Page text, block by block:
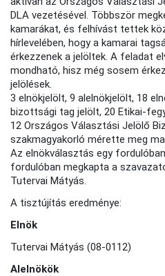
DLA vezetésével. Többször
kamarákat, és felhívást tettek
hírlevelében, hogy a kamarai
érkezzenek a jelöltek. A feladat
mondható, hisz még sosem
jelölések.
3 elnökjelölt, 9 alelnökjelölt, 18
bizottsági tag jelölt, 20 Etikai-
12 Országos Választási Jelölő
szakmagyakorló mérette meg
Az elnökválasztás egy
fordulóban megkapta a
Tutervai Mátyás.
A tisztújítás eredménye:
Elnök
Tutervai Mátyás (08-0112)
Alelnökök